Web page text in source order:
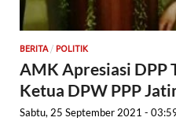
BERITA/ POLITIK
AMK Apresiasi DPP
Ketua DPW PPP
Sabtu, 25 September 2021 -